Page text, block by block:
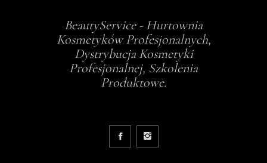
BeautyService - Hurtownia
Kosmetyków Profesjonalnych,
Dystrybucja Kosmetyki
Profesjonalnej, Szkolenia
Produktowe.